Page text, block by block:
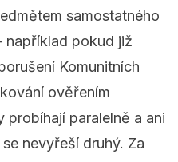
samostatného
pokud již
Komunitních
ověřením
paralelně a ani
nevyřeší druhý. Za